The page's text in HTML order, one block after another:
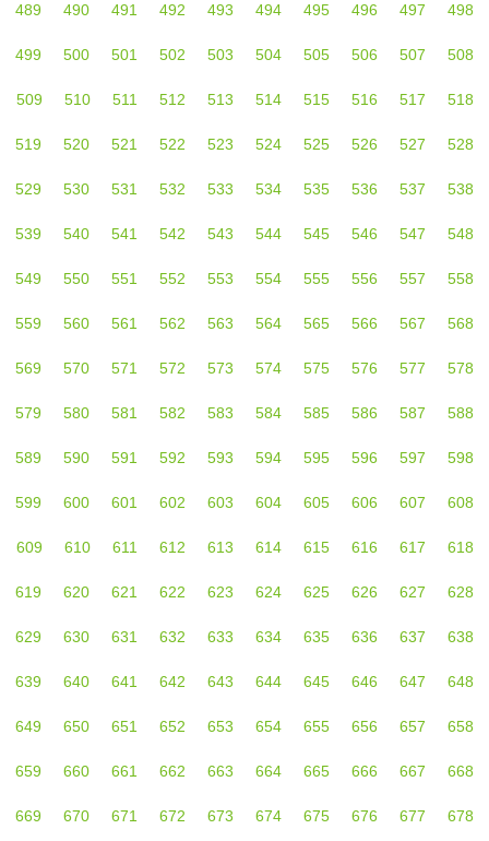
489 490 491 492 493 494 495 496 497 498
499 500 501 502 503 504 505 506 507 508
509 510 511 512 513 514 515 516 517 518
519 520 521 522 523 524 525 526 527 528
529 530 531 532 533 534 535 536 537 538
539 540 541 542 543 544 545 546 547 548
549 550 551 552 553 554 555 556 557 558
559 560 561 562 563 564 565 566 567 568
569 570 571 572 573 574 575 576 577 578
579 580 581 582 583 584 585 586 587 588
589 590 591 592 593 594 595 596 597 598
599 600 601 602 603 604 605 606 607 608
609 610 611 612 613 614 615 616 617 618
619 620 621 622 623 624 625 626 627 628
629 630 631 632 633 634 635 636 637 638
639 640 641 642 643 644 645 646 647 648
649 650 651 652 653 654 655 656 657 658
659 660 661 662 663 664 665 666 667 668
669 670 671 672 673 674 675 676 677 678